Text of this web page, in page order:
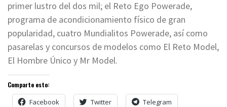
primer lustro del dos mil; el Reto Ego Powerade,
programa de acondicionamiento físico de gran
popularidad, cuatro Mundialitos Powerade, así como
pasarelas y concursos de modelos como El Reto Model,
El Hombre Único y Mr Model.
Comparte esto:
Facebook Twitter Telegram